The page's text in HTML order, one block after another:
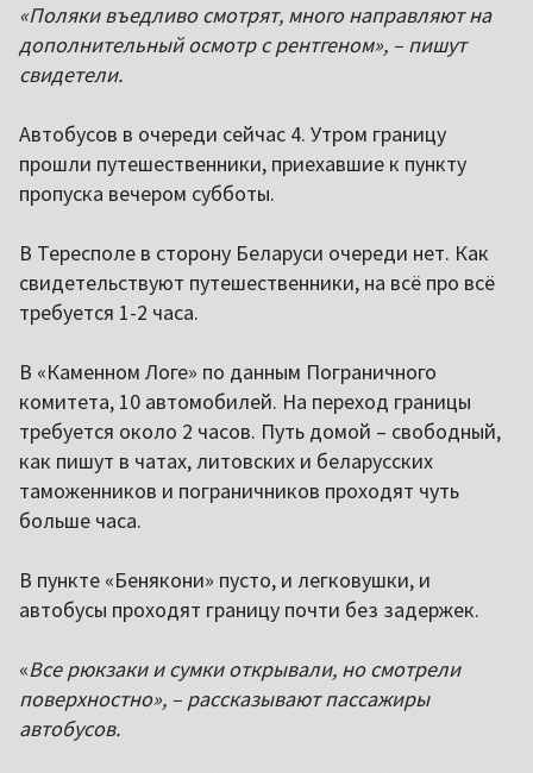
«Поляки въедливо смотрят, много направляют на
дополнительный осмотр с рентгеном», – пишут
свидетели.
Автобусов в очереди сейчас 4. Утром границу
прошли путешественники, приехавшие к пункту
пропуска вечером субботы.
В Тересполе в сторону Беларуси очереди нет. Как
свидетельствуют путешественники, на всё про всё
требуется 1-2 часа.
В «Каменном Логе» по данным Пограничного
комитета, 10 автомобилей. На переход границы
требуется около 2 часов. Путь домой – свободный,
как пишут в чатах, литовских и беларусских
таможенников и пограничников проходят чуть
больше часа.
В пункте «Бенякони» пусто, и легковушки, и
автобусы проходят границу почти без задержек.
«Все рюкзаки и сумки открывали, но смотрели
поверхностно», – рассказывают пассажиры
автобусов.